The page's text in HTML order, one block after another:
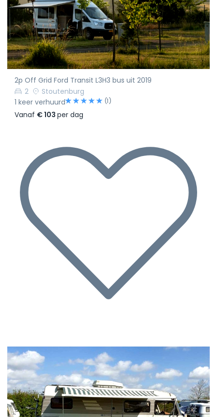
2p Off Grid Ford Transit L3H3 bus uit 2019
2
Stoutenburg
1 keer verhuurd
(1)
Vanaf € 103 per dag